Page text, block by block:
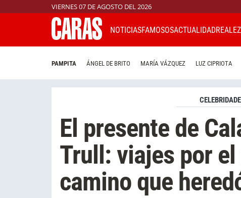
VIERNES 07 DE AGOSTO DEL 2026
NOTICIASFAMOSOSACTUALIDAD
PAMPITA ÁNGEL DE BRITO MARÍA VÁZQUEZ LUZ CIPRIOTA
El presente de
Trull: viajes por
camino que